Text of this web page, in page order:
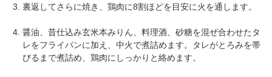
裏返してさらに焼き、鶏肉に8割ほどを目安に火を通します。
醤油、昔仕込み玄米本みりん、料理酒、砂糖を混ぜ合わせたタ
レをフライパンに加え、中火で煮詰めます。タレがとろみを帯
びるまで煮詰め、鶏肉にしっかりと絡めます。